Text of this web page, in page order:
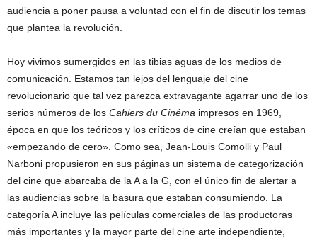
audiencia a poner pausa a voluntad con el fin de discutir los temas
que plantea la revolución.
Hoy vivimos sumergidos en las tibias aguas de los medios de
comunicación. Estamos tan lejos del lenguaje del cine
revolucionario que tal vez parezca extravagante agarrar uno de los
serios números de los Cahiers du Cinéma impresos en 1969,
época en que los teóricos y los críticos de cine creían que estaban
«empezando de cero». Como sea, Jean-Louis Comolli y Paul
Narboni propusieron en sus páginas un sistema de categorización
del cine que abarcaba de la A a la G, con el único fin de alertar a
las audiencias sobre la basura que estaban consumiendo. La
categoría A incluye las películas comerciales de las productoras
más importantes y la mayor parte del cine arte independiente,